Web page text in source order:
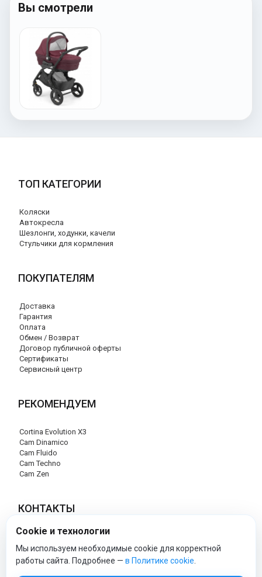
Вы смотрели
ТОП КАТЕГОРИИ
Коляски
Автокресла
Шезлонги, ходунки, качели
Стульчики для кормления
ПОКУПАТЕЛЯМ
Доставка
Гарантия
Оплата
Обмен / Возврат
Договор публичной оферты
Сертификаты
Сервисный центр
РЕКОМЕНДУЕМ
Cortina Evolution X3
Cam Dinamico
Cam Fluido
Cam Techno
Cam Zen
КОНТАКТЫ
+7 (495) 120-29-85
info@cam-official-store.ru
Cookie и технологии
Мы используем необходимые cookie для корректной
работы сайта. Подробнее — в Политике cookie